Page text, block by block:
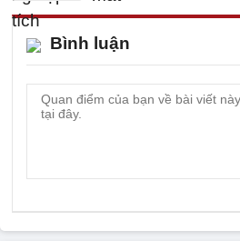
Bình luận